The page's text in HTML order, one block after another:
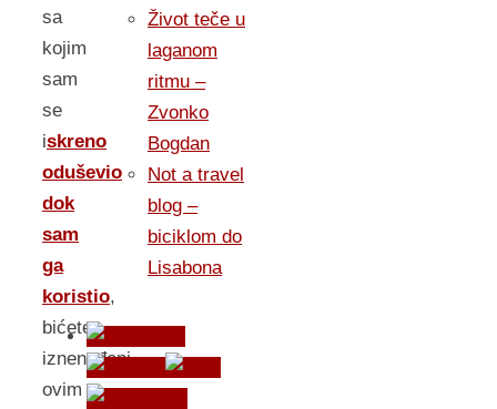
sa
kojim
sam
se
iskreno
oduševio
dok
sam
ga
koristio,
bićete
iznenađeni
ovim
Život teče u
laganom
ritmu –
Zvonko
Bogdan
Not a travel
blog –
biciklom do
Lisabona